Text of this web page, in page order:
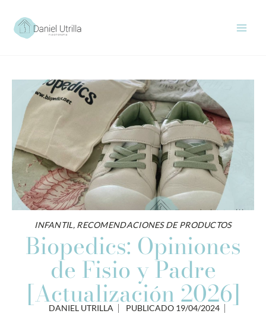
INFANTIL, RECOMENDACIONES DE PRODUCTOS
Biopedics: Opiniones
de Fisio y Padre
[Actualización 2026]
DANIEL UTRILLA PUBLICADO 19/04/2024